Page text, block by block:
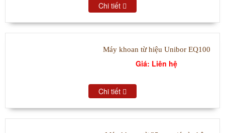
Chi tiết
Máy khoan từ hiệu Unibor EQ100
Giá: Liên hệ
Chi tiết